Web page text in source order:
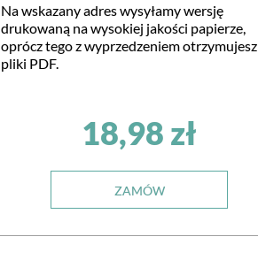
Na wskazany adres wysyłamy wersję
drukowaną na wysokiej jakości papierze,
oprócz tego z wyprzedzeniem otrzymujesz
pliki PDF.
18,98 zł
ZAMÓW